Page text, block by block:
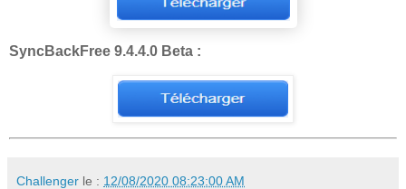
SyncBackFree 9.4.4.0 Beta :
Challenger le : 12/08/2020 08:23:00 AM